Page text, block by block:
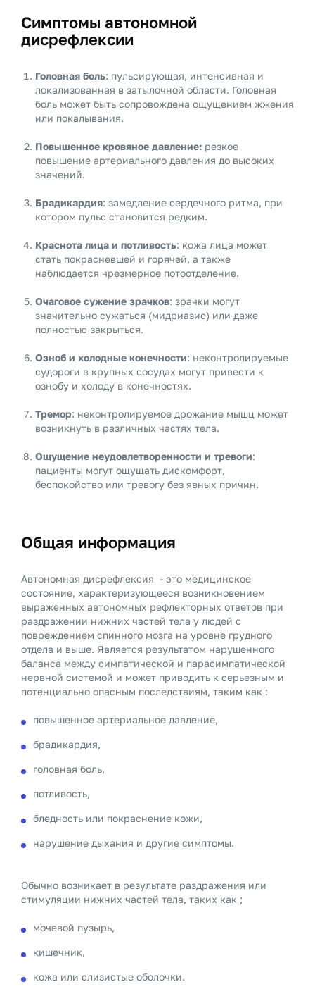
Симптомы автономной
дисрефлексии
Головная боль: пульсирующая, интенсивная и
локализованная в затылочной области. Головная
боль может быть сопровождена ощущением жжения
или покалывания.
Повышенное кровяное давление: резкое
повышение артериального давления до высоких
значений.
Брадикардия: замедление сердечного ритма, при
котором пульс становится редким.
Краснота лица и потливость: кожа лица может
стать покрасневшей и горячей, а также
наблюдается чрезмерное потоотделение.
Очаговое сужение зрачков: зрачки могут
значительно сужаться (мидриазис) или даже
полностью закрыться.
Озноб и холодные конечности: неконтролируемые
судороги в крупных сосудах могут привести к
ознобу и холоду в конечностях.
Тремор: неконтролируемое дрожание мышц может
возникнуть в различных частях тела.
Ощущение неудовлетворенности и тревоги:
пациенты могут ощущать дискомфорт,
беспокойство или тревогу без явных причин.
Общая информация
Автономная дисрефлексия - это медицинское
состояние, характеризующееся возникновением
выраженных автономных рефлекторных ответов при
раздражении нижних частей тела у людей с
повреждением спинного мозга на уровне грудного
отдела и выше. Является результатом нарушенного
баланса между симпатической и парасимпатической
нервной системой и может приводить к серьезным и
потенциально опасным последствиям, таким как :
повышенное артериальное давление,
брадикардия,
головная боль,
потливость,
бледность или покраснение кожи,
нарушение дыхания и другие симптомы.
Обычно возникает в результате раздражения или
стимуляции нижних частей тела, таких как ;
мочевой пузырь,
кишечник,
кожа или слизистые оболочки.